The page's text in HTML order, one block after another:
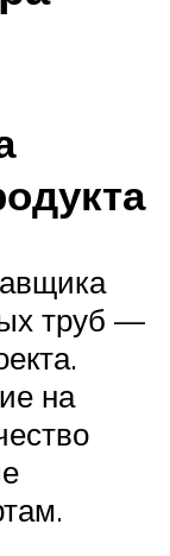
труб —
на